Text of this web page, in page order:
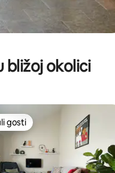
bližoj okolici
rangiranima s oznakom
gosti